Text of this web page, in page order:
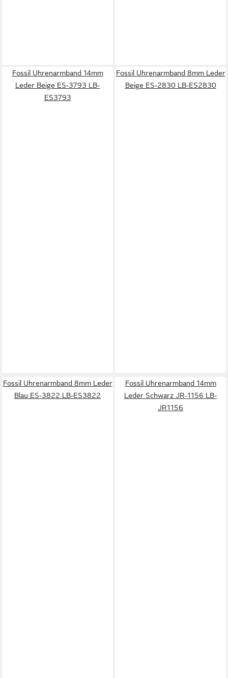
Fossil Uhrenarmband 14mm
Leder Beige ES-3793 LB-
ES3793
Fossil Uhrenarmband 8mm Leder
Beige ES-2830 LB-ES2830
Fossil Uhrenarmband 8mm Leder
Blau ES-3822 LB-ES3822
Fossil Uhrenarmband 14mm
Leder Schwarz JR-1156 LB-
JR1156